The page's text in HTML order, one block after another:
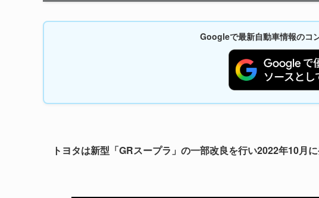
Googleで最新自動車情報のコ
トヨタは新型「GRスープラ」の一部改良を行い2022年10月に